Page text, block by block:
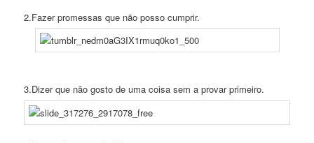
2.Fazer promessas que não posso cumprir.
3.Dizer que não gosto de uma coisa sem a provar primeiro.